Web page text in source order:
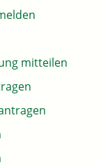
mitteilen